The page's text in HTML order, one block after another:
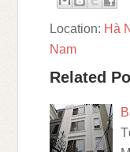
Location: Hà
Nam
Related